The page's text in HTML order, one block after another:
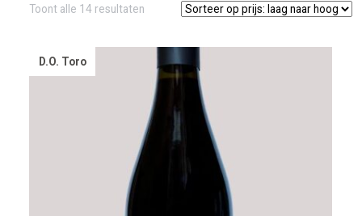
Toont alle 14 resultatenGesorteerd
naar
hoog
D.O. Toro